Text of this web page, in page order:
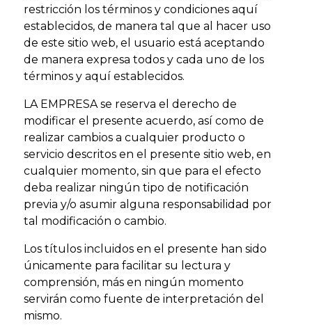
restricción los términos y condiciones aquí
establecidos, de manera tal que al hacer uso
de este sitio web, el usuario está aceptando
de manera expresa todos y cada uno de los
términos y aquí establecidos.
LA EMPRESA se reserva el derecho de
modificar el presente acuerdo, así como de
realizar cambios a cualquier producto o
servicio descritos en el presente sitio web, en
cualquier momento, sin que para el efecto
deba realizar ningún tipo de notificación
previa y/o asumir alguna responsabilidad por
tal modificación o cambio.
Los títulos incluidos en el presente han sido
únicamente para facilitar su lectura y
comprensión, más en ningún momento
servirán como fuente de interpretación del
mismo.